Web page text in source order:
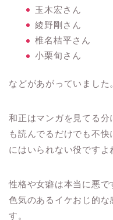
玉木宏さん
綾野剛さん
椎名桔平さん
小栗旬さん
などがあがっていました
和正はマンガを見てる
も読んでるだけでも不
にはいられない役ですよ
性格や女癖は本当に悪で
色気のあるイケおじ的な
す。